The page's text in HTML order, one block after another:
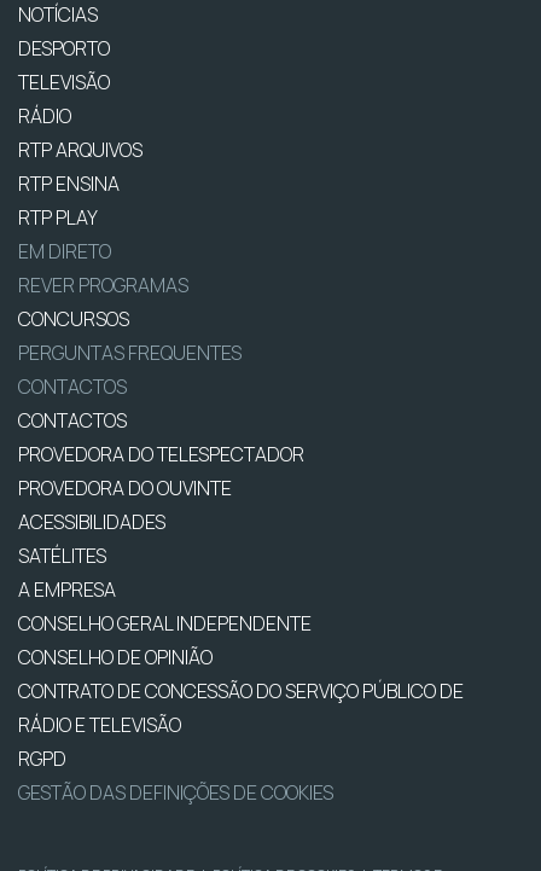
NOTÍCIAS
DESPORTO
TELEVISÃO
RÁDIO
RTP ARQUIVOS
RTP ENSINA
RTP PLAY
EM DIRETO
REVER PROGRAMAS
CONCURSOS
PERGUNTAS FREQUENTES
CONTACTOS
CONTACTOS
PROVEDORA DO TELESPECTADOR
PROVEDORA DO OUVINTE
ACESSIBILIDADES
SATÉLITES
A EMPRESA
CONSELHO GERAL INDEPENDENTE
CONSELHO DE OPINIÃO
CONTRATO DE CONCESSÃO DO SERVIÇO PÚBLICO DE
RÁDIO E TELEVISÃO
RGPD
GESTÃO DAS DEFINIÇÕES DE COOKIES